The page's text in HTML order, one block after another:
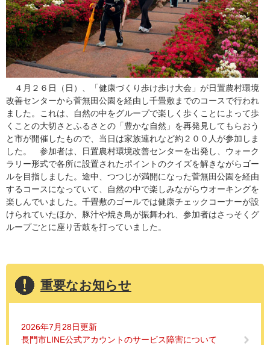
４月２６日（日）、「健康づくり歩け歩け大会」が日置農村環境
改善センターから菅無田公園を経由し千畳敷までのコースで行われ
ました。これは、自然の中をグループで楽しく歩くことによって歩
くことの大切さとふるさとの「豊かな自然」を再発見してもらおう
と市が開催したもので、当日は家族連れなど約２００人が参加しま
した。 参加者は、日置農村環境改善センターを出発し、ウォーク
ラリー形式で各所に設置されたポイントのクイズを解きながらゴー
ルを目指しました。途中、つつじが満開になった菅無田公園を経由
するコースになっていて、自然の中で楽しみながらウオーキングを
楽しんでいました。千畳敷のゴールでは健康チェックコーナーが設
けられていたほか、豚汁や焼き鳥が振舞われ、参加者はさっそくグ
ループごとに座り舌鼓を打っていました。
重要なお知らせ
2026年7月28日更新
長門市LINE公式アカウントのサービス障害について